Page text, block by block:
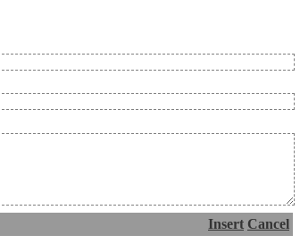
Insert Cancel